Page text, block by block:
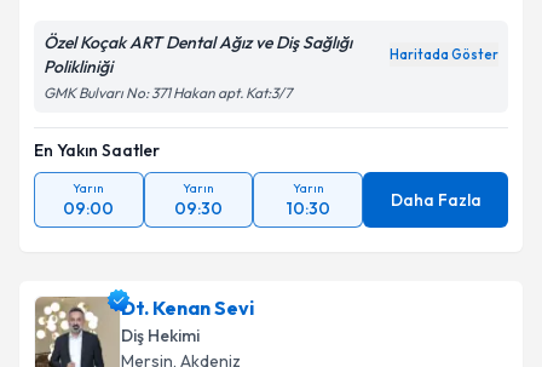
Özel Koçak ART Dental Ağız ve Diş Sağlığı
Polikliniği
Haritada Göster
GMK Bulvarı No: 371 Hakan apt. Kat:3/7
En Yakın Saatler
Yarın
09:00
Yarın
09:30
Yarın
10:30 Daha Fazla
Dt. Kenan Sevi
Diş Hekimi
Mersin, Akdeniz